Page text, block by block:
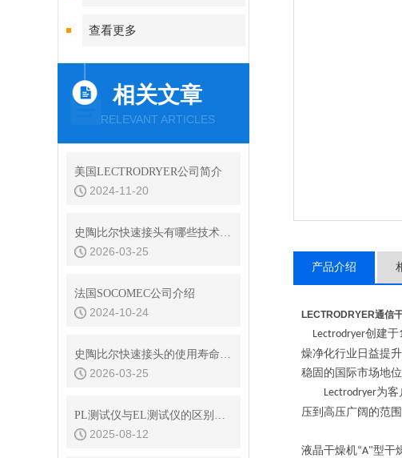
查看更多
相关文章
RELEVANT ARTICLES
美国LECTRODRYER公司简介
2024-11-20
史陶比尔快速接头有哪些技术优势？
2026-03-25
法国SOCOMEC公司介绍
2024-10-24
史陶比尔快速接头的使用寿命是多久？
2026-03-25
PL测试仪与EL测试仪的区别是什么
2025-08-12
产品介绍
LECTRODRYER通信
Lectrodryer创建于
燥净化行业日益提
稳固的国际市场地位
Lectrodryer为客
压到高压广阔的范围
液晶干燥机“A"型干